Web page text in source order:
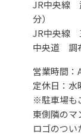
JR中央線
分）
JR中央線
中央道 調
営業時間：
定休日：水
※駐車場も
東側隣のマ
ロゴのつい